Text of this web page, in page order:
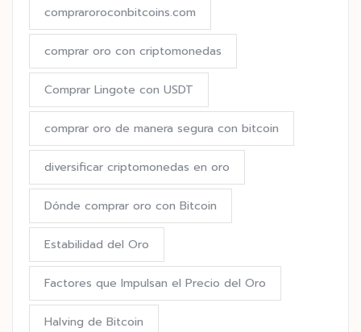
compraroroconbitcoins.com
comprar oro con criptomonedas
Comprar Lingote con USDT
comprar oro de manera segura con bitcoin
diversificar criptomonedas en oro
Dónde comprar oro con Bitcoin
Estabilidad del Oro
Factores que Impulsan el Precio del Oro
Halving de Bitcoin